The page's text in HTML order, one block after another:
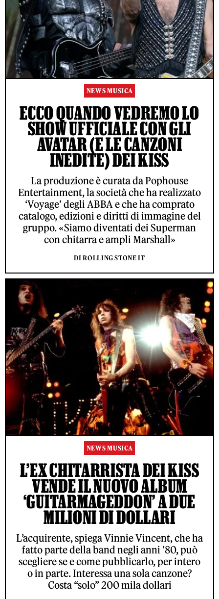
NEWS MUSICA
ECCO QUANDO VEDREMO LO
SHOW UFFICIALE CON GLI
AVATAR (E LE CANZONI
INEDITE) DEI KISS
La produzione è curata da Pophouse
Entertainment, la società che ha realizzato
‘Voyage’ degli ABBA e che ha comprato
catalogo, edizioni e diritti di immagine del
gruppo. «Siamo diventati dei Superman
con chitarra e ampli Marshall»
DI ROLLING STONE IT
NEWS MUSICA
L’EX CHITARRISTA DEI KISS
VENDE IL NUOVO ALBUM
‘GUITARMAGEDDON’ A DUE
MILIONI DI DOLLARI
L’acquirente, spiega Vinnie Vincent, che ha
fatto parte della band negli anni ’80, può
scegliere se e come pubblicarlo, per intero
o in parte. Interessa una sola canzone?
Costa “solo” 200 mila dollari